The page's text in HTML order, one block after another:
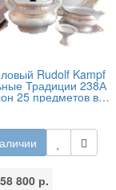
Rudolf Kampf
Традиции 238А
25 предметов в
коробе
58 800 р.